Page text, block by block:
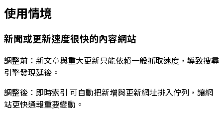
使用情境
新聞或更新速度很快的內容網站
調整前：新文章與重大更新只能依賴一般抓取速度，導致搜尋
引擎發現延後。
調整後： 即時索引 可自動把新增與更新網址排入佇列，讓網
站更快通報重要變動。